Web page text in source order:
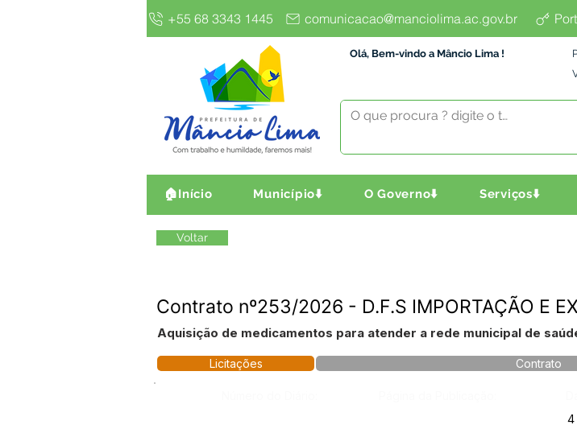
+55 68 3343 1445 comunicacao@manciolima.ac.gov.br
Olá, Bem-vindo a Mâncio Lima !
🏠Início Município⬇️ O Governo⬇️ Serviços⬇️
Voltar
Contrato nº253/2026 - D.F.S IMPORTAÇÃO E
Aquisição de medicamentos para atender a rede municipal de
Licitações Contrato
4